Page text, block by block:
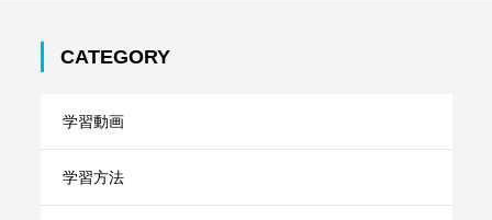
CATEGORY
学習動画
学習方法